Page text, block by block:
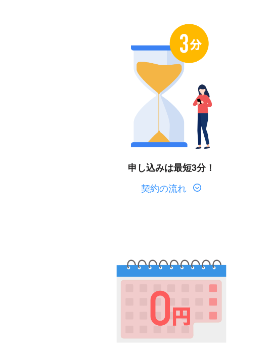
申し込みは最短3分！
契約の流れ